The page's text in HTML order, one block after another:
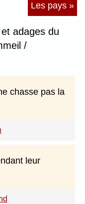
Les pays »
adages du
/
chasse pas la
leur